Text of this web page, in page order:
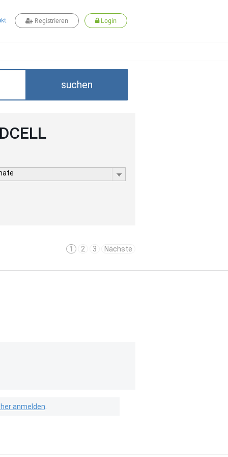
Registrieren Login
suchen
1 2 3 Nächste
anmelden